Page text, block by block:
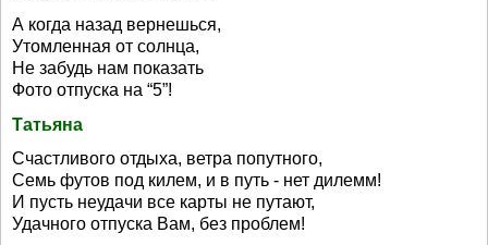
А когда назад вернешься,
Утомленная от солнца,
Не забудь нам показать
Фото отпуска на “5”!
Татьяна
Счастливого отдыха, ветра попутного,
Семь футов под килем, и в путь - нет дилемм!
И пусть неудачи все карты не путают,
Удачного отпуска Вам, без проблем!